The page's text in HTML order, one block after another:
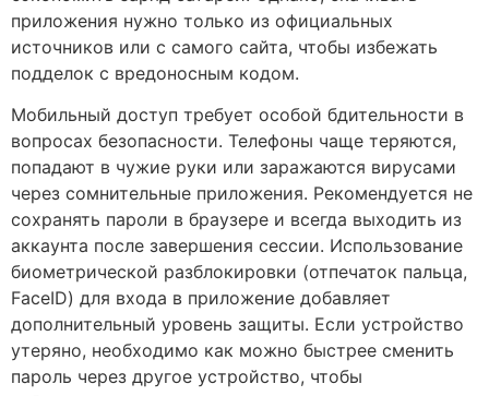
приложения нужно только из официальных
источников или с самого сайта, чтобы избежать
подделок с вредоносным кодом.
Мобильный доступ требует особой бдительности в
вопросах безопасности. Телефоны чаще теряются,
попадают в чужие руки или заражаются вирусами
через сомнительные приложения. Рекомендуется не
сохранять пароли в браузере и всегда выходить из
аккаунта после завершения сессии. Использование
биометрической разблокировки (отпечаток пальца,
FaceID) для входа в приложение добавляет
дополнительный уровень защиты. Если устройство
утеряно, необходимо как можно быстрее сменить
пароль через другое устройство, чтобы